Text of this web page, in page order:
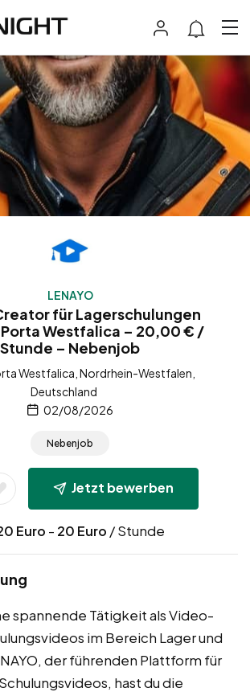
LENAYO
für Lagerschulungen
Westfalica – 20,00 € /
Stunde – Nebenjob
Westfalica, Nordrhein-Westfalen,
Deutschland
02/08/2026
Nebenjob
Jetzt bewerben
Euro - 20 Euro / Stunde
spannende Tätigkeit als Video-
im Bereich Lager und
der führenden Plattform für
hast du die